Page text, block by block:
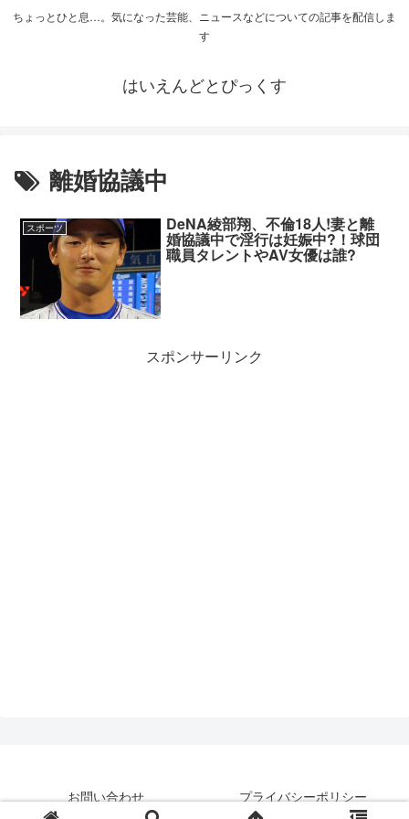
ちょっとひと息…。気になった芸能、ニュースなどについての記事を配信しま
す
はいえんどとぴっくす
離婚協議中
スポーツ DeNA綾部翔、不倫18人!妻と離
婚協議中で淫行は妊娠中?！球団
職員タレントやAV女優は誰?
スポンサーリンク
お問い合わせ
プライバシーポリシー